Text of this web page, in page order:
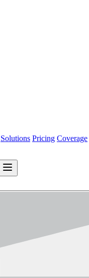
Solutions Pricing Coverage